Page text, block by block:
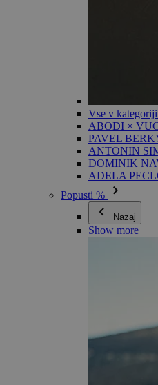
Vse v
ABODI ×
PAVEL
ANTONIN
DOMINIK
ADELA
Popusti %
Nazaj
Show more